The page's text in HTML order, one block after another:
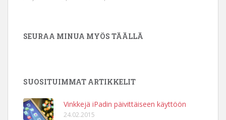
SEURAA MINUA MYÖS TÄÄLLÄ
SUOSITUIMMAT ARTIKKELIT
Vinkkejä iPadin päivittäiseen käyttöön
24.02.2015